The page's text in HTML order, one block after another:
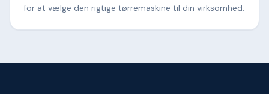
for at vælge den rigtige tørremaskine til din virksomhed.